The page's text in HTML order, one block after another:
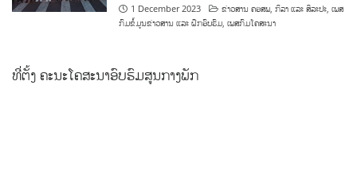
1 December 2023 ຂ່າວສານ ຄອສພ,ກິລາ ແລະ ສິລະປະ,ເພສ
ກົມຂໍ້ມູນຂ່າວສານ ແລະ ຝຶກອົບຮົມ,ເພສກົມໂຄສະນາ
ທີ່ຕັ້ງ ຄະນະໂຄສະນາອົບຮົມສູນກາງພັກ